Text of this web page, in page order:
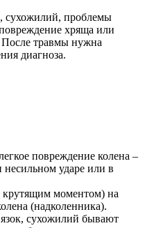
сухожилий, проблемы
хряща или
После травмы нужна
диагноза.
повреждение колена –
ударе или в
крутящим моментом) на
(надколенника).
сухожилий бывают